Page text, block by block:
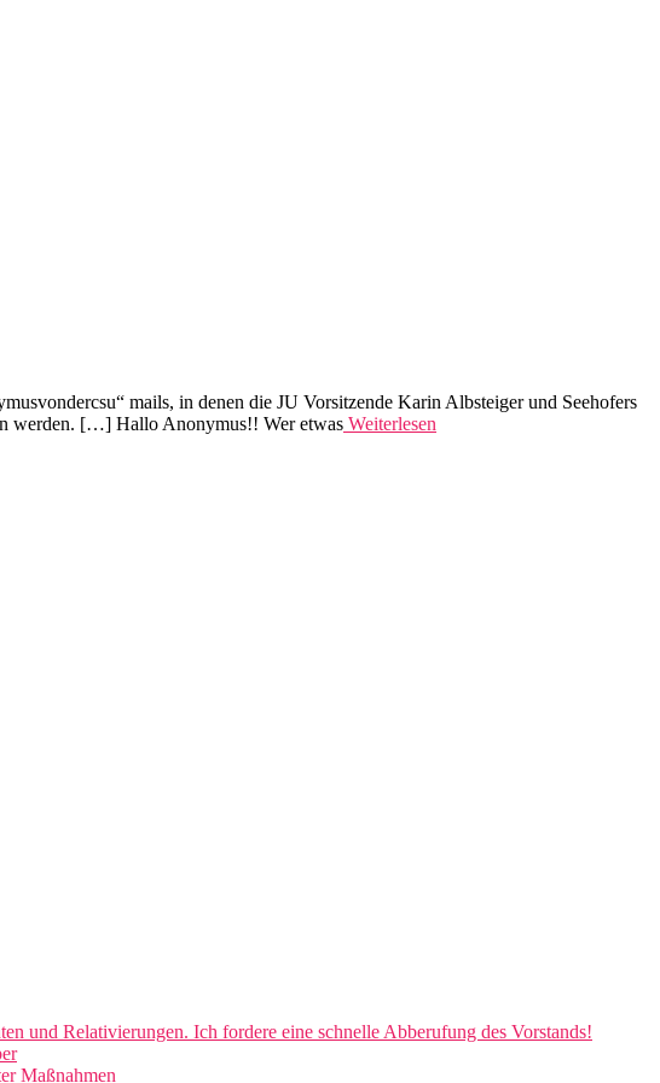
mails, in denen die JU Vorsitzende Karin Albsteiger und Seehofers
werden. […] Hallo Anonymus!! Wer etwas Weiterlesen
und Relativierungen. Ich fordere eine schnelle Abberufung des Vorstands!
Maßnahmen